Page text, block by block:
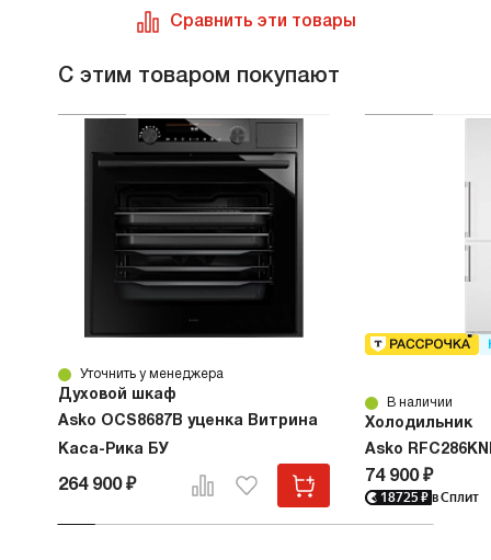
Сравнить эти товары
С этим товаром покупают
Уточнить у менеджера
Духовой шкаф
Asko OCS8687B уценка Витрина
Каса-Рика БУ
264 900 ₽
В наличии
Холодильник
Asko
74 900 ₽
18725 ₽ в Сплит